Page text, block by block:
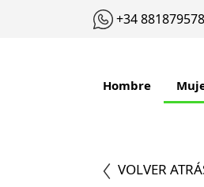
+34 881879578
Hombre
VOLVER